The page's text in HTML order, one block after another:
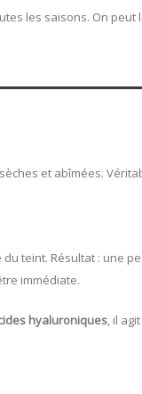
les saisons. On
et abîmées.
teint. Résultat : une
immédiate.
hyaluroniques, il